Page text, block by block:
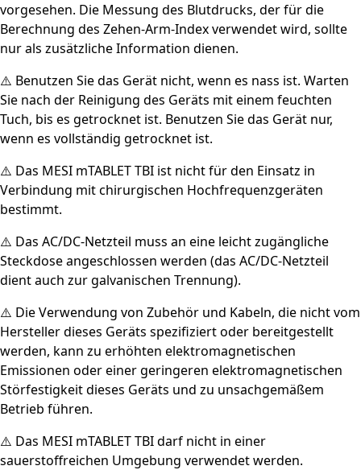
vorgesehen. Die Messung des Blutdrucks, der für die
Berechnung des Zehen-Arm-Index verwendet wird, sollte
nur als zusätzliche Information dienen.
⚠️ Benutzen Sie das Gerät nicht, wenn es nass ist. Warten
Sie nach der Reinigung des Geräts mit einem feuchten
Tuch, bis es getrocknet ist. Benutzen Sie das Gerät nur,
wenn es vollständig getrocknet ist.
⚠️ Das MESI mTABLET TBI ist nicht für den Einsatz in
Verbindung mit chirurgischen Hochfrequenzgeräten
bestimmt.
⚠️ Das AC/DC-Netzteil muss an eine leicht zugängliche
Steckdose angeschlossen werden (das AC/DC-Netzteil
dient auch zur galvanischen Trennung).
⚠️ Die Verwendung von Zubehör und Kabeln, die nicht vom
Hersteller dieses Geräts spezifiziert oder bereitgestellt
werden, kann zu erhöhten elektromagnetischen
Emissionen oder einer geringeren elektromagnetischen
Störfestigkeit dieses Geräts und zu unsachgemäßem
Betrieb führen.
⚠️ Das MESI mTABLET TBI darf nicht in einer
sauerstoffreichen Umgebung verwendet werden.